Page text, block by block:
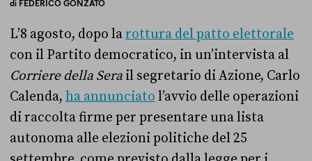
di FEDERICO GONZATO
L’8 agosto, dopo larottura del patto elettorale
con il Partito democratico, in un’intervista al
Corriere della Sera il segretario di Azione, Carlo
Calenda, ha annunciato l’avvio delle operazioni
di raccolta firme per presentare una lista
autonoma alle elezioni politiche del 25